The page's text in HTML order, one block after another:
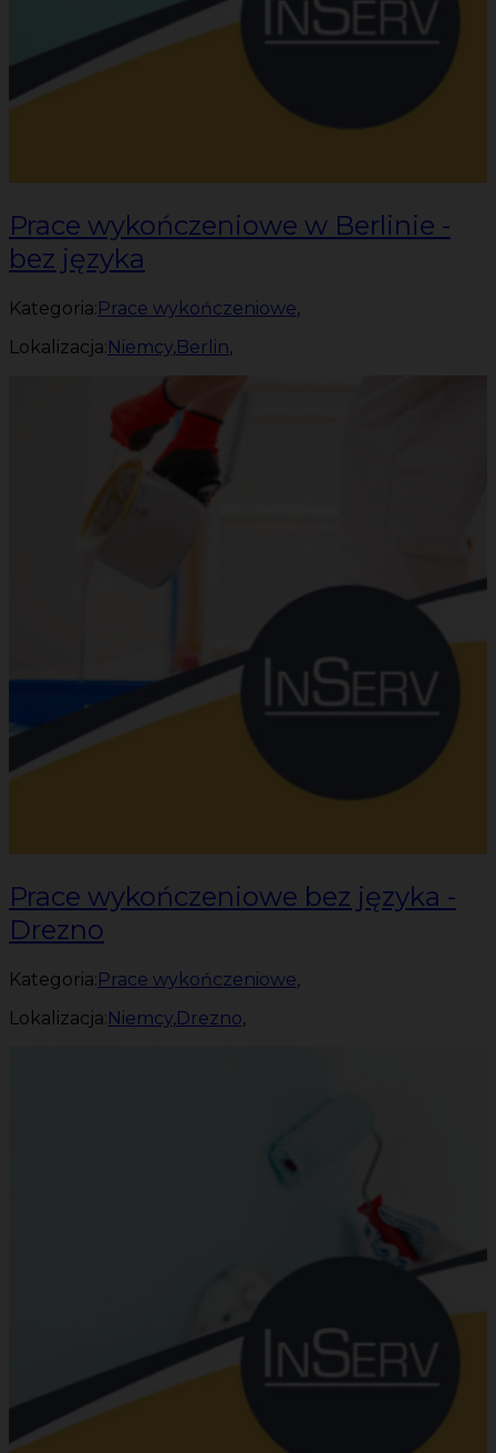
Prace wykończeniowe w Berlinie -
bez języka
Kategoria: Prace wykończeniowe,
Lokalizacja: Niemcy,Berlin,
Prace wykończeniowe bez języka -
Drezno
Kategoria:Prace wykończeniowe,
Lokalizacja:Niemcy,Drezno,